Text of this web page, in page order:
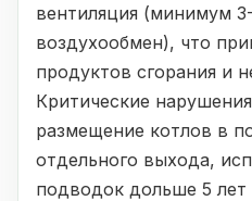
вентиляция (минимум
воздухообмен), что
продуктов сгорания и
Критические
размещение котлов в
отдельного выхода,
подводок дольше 5 лет